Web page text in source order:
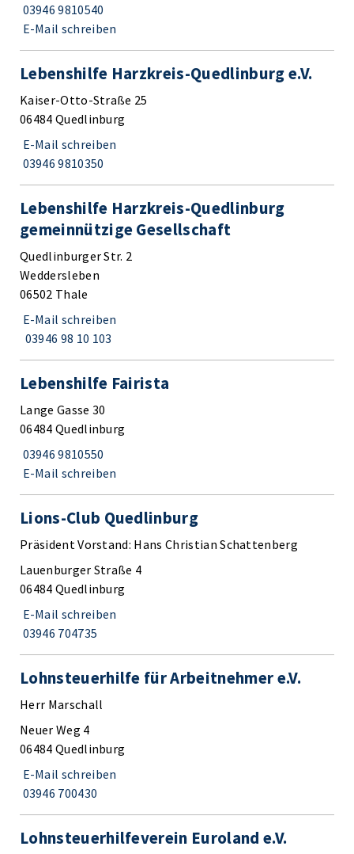
03946 9810540
E-Mail schreiben
Lebenshilfe Harzkreis-Quedlinburg e.V.
Kaiser-Otto-Straße 25
06484 Quedlinburg
E-Mail schreiben
03946 9810350
Lebenshilfe Harzkreis-Quedlinburg
gemeinnützige Gesellschaft
Quedlinburger Str. 2
Weddersleben
06502 Thale
E-Mail schreiben
03946 98 10 103
Lebenshilfe Fairista
Lange Gasse 30
06484 Quedlinburg
03946 9810550
E-Mail schreiben
Lions-Club Quedlinburg
Präsident Vorstand: Hans Christian Schattenberg
Lauenburger Straße 4
06484 Quedlinburg
E-Mail schreiben
03946 704735
Lohnsteuerhilfe für Arbeitnehmer e.V.
Herr Marschall
Neuer Weg 4
06484 Quedlinburg
E-Mail schreiben
03946 700430
Lohnsteuerhilfeverein Euroland e.V.